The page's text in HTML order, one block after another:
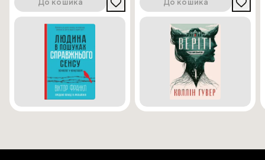
До кошика До кошика